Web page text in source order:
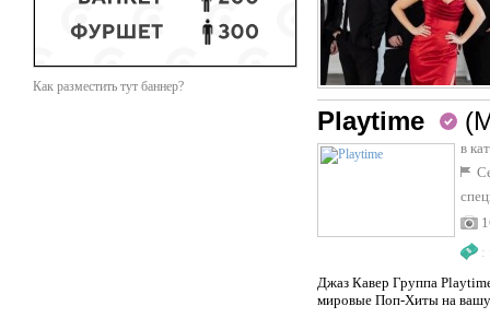
Как разместить тут баннер?
Playtime
в
:
Джаз Кавер Группа
мировые Поп-Хиты на